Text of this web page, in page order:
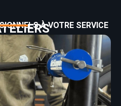
À VOTRE SERVICE